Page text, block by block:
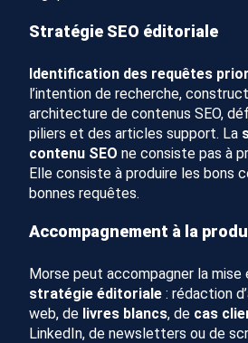
Stratégie SEO éditoriale
Identification des requêtes
l’intention de recherche,
architecture de contenus SEO,
piliers et des articles support. La
contenu SEO ne consiste pas à
Elle consiste à produire les bons
bonnes requêtes.
Accompagnement à la
Morse peut accompagner la
stratégie éditoriale : rédaction
web, de livres blancs, de cas
LinkedIn, de newsletters ou de